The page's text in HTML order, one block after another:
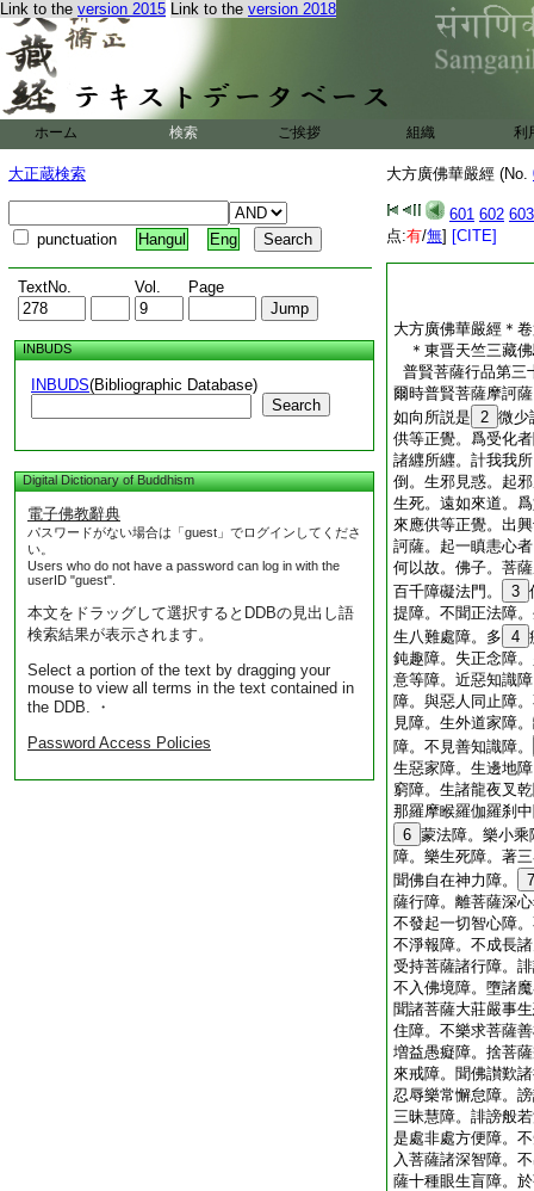
Link to the version 2015 Link to the version 2018
ホーム 検索 ご挨拶 組織 利
大正蔵検索
punctuation Hangul Eng
TextNo. Vol. Page
INBUDS
INBUDS(Bibliographic Database)
Search
Digital Dictionary of Buddhism
電子佛教辭典
パスワードがない場合は「guest」でログインしてくださ
い。
Users who do not have a password can log in with the
userID "guest".
本文をドラッグして選択するとDDBの見出し語
検索結果が表示されます。
Select a portion of the text by dragging your
mouse to view all terms in the text contained in
the DDB. ・
Password Access Policies
大方廣佛華嚴經 (No.
601 602 603
点:有/無] [CITE]
刹末爲微塵。彼諸
佛刹微塵數等。菩
更種。乃至八十。
他佛刹微塵等如來
如錠光＊玻
珠照
珠白淨寶網轉輪聖
大方廣佛華嚴經卷
大方廣佛華嚴經＊
＊東晋天竺三藏
普賢菩薩行品第三
爾時普賢菩薩摩訶
如向所説是 2 微少
供等正覺。爲受化
諸纒所纒。計我我
倒。生邪見惑。起
生死。遠如來道。
來應供等正覺。出
訶薩。起一瞋恚心
何以故。佛子。菩
百千障礙法門。
3
提障。不聞正法障
生八難處障。多 4
鈍趣障。失正念障
意等障。近惡知識
障。與惡人同止障
見障。生外道家障
障。不見善知識障。
生惡家障。生邊地
窮障。生諸龍夜叉
那羅摩睺羅伽羅刹
6 蒙法障。樂小
障。樂生死障。著
聞佛自在神力障。
7
薩行障。離菩薩深
不發起一切智心障
不淨報障。不成長
受持菩薩諸行障。
不入佛境障。墮諸
聞諸菩薩大莊嚴事
住障。不樂求菩薩
増益愚癡障。捨菩
來戒障。聞佛讃歎
忍辱樂常懈怠障。
三昧慧障。誹謗般
是處非處方便障。
入菩薩諸深智障。
薩十種眼生盲障。